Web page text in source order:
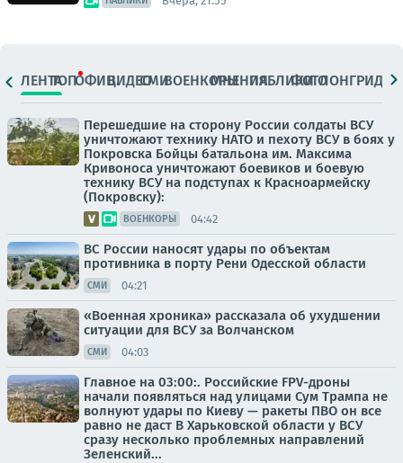
ЛЕНТАТОПОФИЦ.ВИДЕОСМИВОЕНКОРЫМНЕНИЯПАБЛИКИ
ФОТОЛОНГРИДЫ
Перешедшие на сторону России солдаты ВСУ
уничтожают технику НАТО и пехоту ВСУ в боях у
Покровска Бойцы батальона им. Максима
Кривоноса уничтожают боевиков и боевую
технику ВСУ на подступах к Красноармейску
(Покровску):
ВОЕНКОРЫ 04:42
ВС России наносят удары по объектам
противника в порту Рени Одесской области
СМИ 04:21
«Военная хроника» рассказала об ухудшении
ситуации для ВСУ за Волчанском
СМИ 04:03
Главное на 03:00:. Российские FPV-дроны
начали появляться над улицами Сум Трампа не
волнуют удары по Киеву — ракеты ПВО он все
равно не даст В Харьковской области у ВСУ
сразу несколько проблемных направлений
Зеленский...